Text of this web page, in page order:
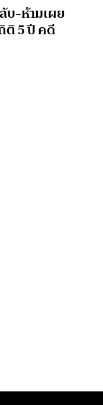
บ-ห้ามเผย
ติ 5 ปี คดี